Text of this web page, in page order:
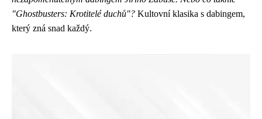
"Ghostbusters: Krotitelé duchů"? Kultovní klasika s dabingem,
který zná snad každý.